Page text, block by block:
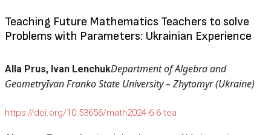
Teaching Future Mathematics Teachers to solve
Problems with Parameters: Ukrainian Experience
Alla Prus, Ivan LenchukDepartment of Algebra and
GeometryIvan Franko State University – Zhytomyr (Ukraine)
https://doi.org/10.53656/math2024-6-6-tea